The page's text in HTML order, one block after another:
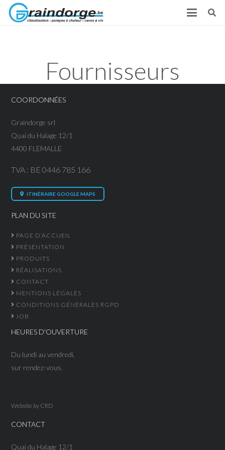
Fournisseurs
COORDONNÉES
Graindorge srl
Quai du Halage 12/1
4400 FLEMALLE
TVA : BE 0446 785 166
ITINÉRAIRE GOOGLE MAPS
PLAN DU SITE
PAGE D’ACCUEIL
PRÉSENTATION
PRODUITS
RÉALISATIONS
CONTACT
MENTIONS LÉGALES
CONDITIONS GÉNÉRALES RGPD
JOB
HEURES D'OUVERTURE
Du lundi au vendredi,
sur rendez-vous.
Website by CRD
CONTACT
Quai du Halage 12/1